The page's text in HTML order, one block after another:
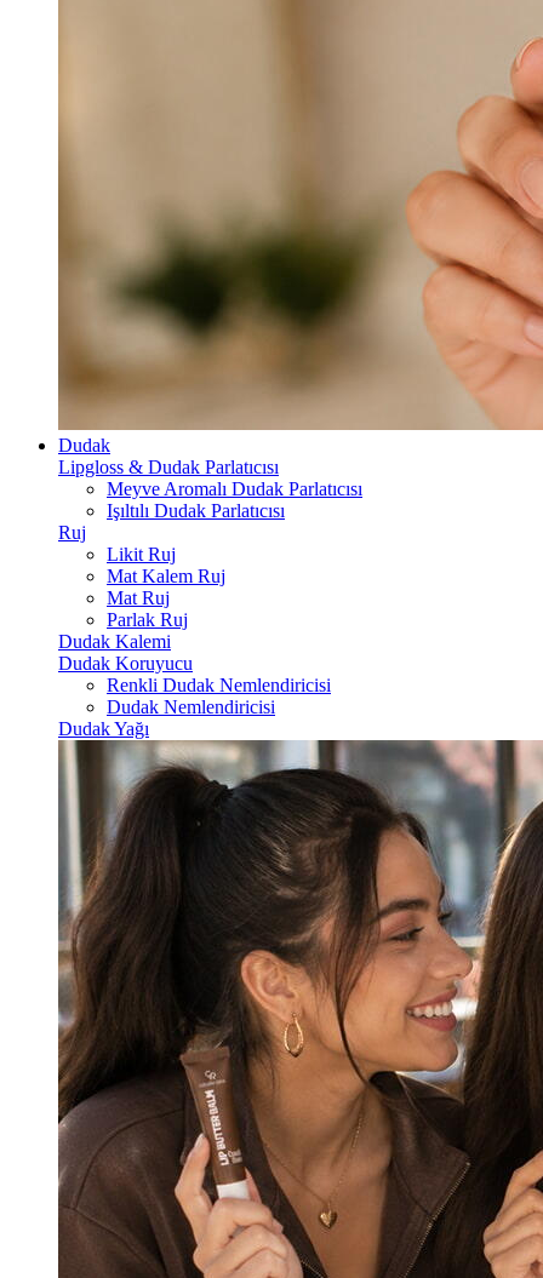
Dudak
Lipgloss & Dudak Parlatıcısı
Meyve Aromalı Dudak Parlatıcısı
Işıltılı Dudak Parlatıcısı
Ruj
Likit Ruj
Mat Kalem Ruj
Mat Ruj
Parlak Ruj
Dudak Kalemi
Dudak Koruyucu
Renkli Dudak Nemlendiricisi
Dudak Nemlendiricisi
Dudak Yağı